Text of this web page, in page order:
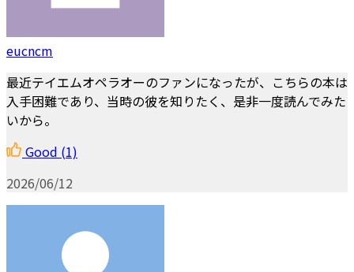
eucncm
最近テイエムオペラオーのファンになったが、こちらの本は
入手困難であり、当時の彼を知りたく、是非一度読んでみた
いから。
Good (1)
2026/06/12